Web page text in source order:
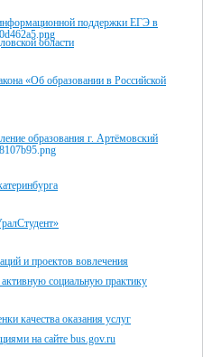
поддержки ЕГЭ в
области
«Об образовании в Российской
образования г. Артёмовский
и проектов вовлечения
социальную практику
качества оказания услуг
на сайте bus.gov.ru